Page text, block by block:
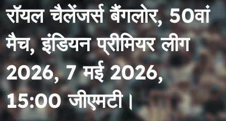
रॉयल चैलेंजर्स बैंगलोर, 50वां
मैच, इंडियन प्रीमियर लीग
2026, 7 मई 2026,
15:00 जीएमटी।